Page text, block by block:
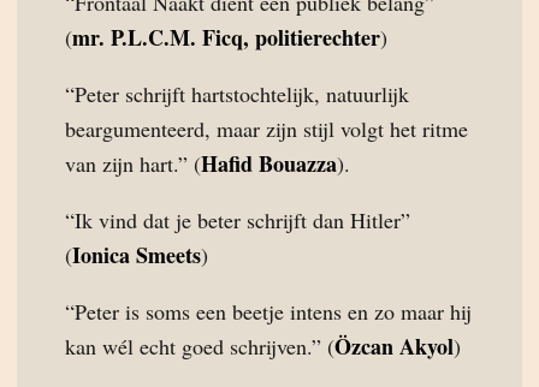
(mr. P.L.C.M. Ficq, politierechter)
“Peter schrijft hartstochtelijk, natuurlijk
beargumenteerd, maar zijn stijl volgt het ritme
van zijn hart.” (Hafid Bouazza).
“Ik vind dat je beter schrijft dan Hitler”
(Ionica Smeets)
“Peter is soms een beetje intens en zo maar hij
kan wél echt goed schrijven.” (Özcan Akyol)